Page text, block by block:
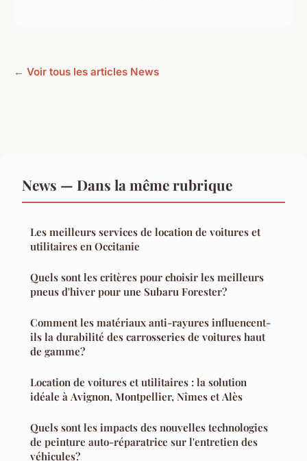
← Voir tous les articles News
News — Dans la même rubrique
Les meilleurs services de location de voitures et
utilitaires en Occitanie
Quels sont les critères pour choisir les meilleurs
pneus d'hiver pour une Subaru Forester?
Comment les matériaux anti-rayures influencent-
ils la durabilité des carrosseries de voitures haut
de gamme?
Location de voitures et utilitaires : la solution
idéale à Avignon, Montpellier, Nîmes et Alès
Quels sont les impacts des nouvelles technologies
de peinture auto-réparatrice sur l'entretien des
véhicules?